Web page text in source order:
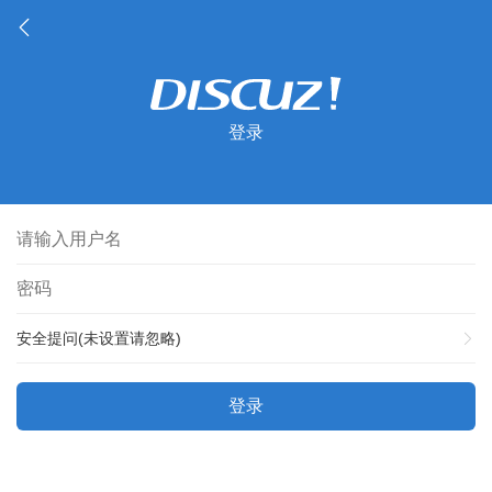
登录
安全提问(未设置请忽略)
登录